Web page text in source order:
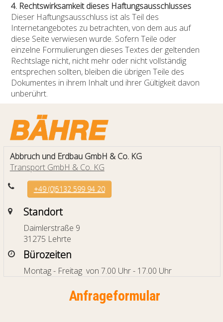
4. Rechtswirksamkeit dieses Haftungsausschlusses
Dieser Haftungsausschluss ist als Teil des
Internetangebotes zu betrachten, von dem aus auf
diese Seite verwiesen wurde. Sofern Teile oder
einzelne Formulierungen dieses Textes der geltenden
Rechtslage nicht, nicht mehr oder nicht vollständig
entsprechen sollten, bleiben die übrigen Teile des
Dokumentes in ihrem Inhalt und ihrer Gültigkeit davon
unberührt.
Abbruch und Erdbau GmbH & Co. KG
Transport GmbH & Co. KG
+49 (0)5132 599 94 20
Standort
Daimlerstraße 9
31275 Lehrte
Bürozeiten
Montag - Freitag von 7.00 Uhr - 17.00 Uhr
Anfrageformular